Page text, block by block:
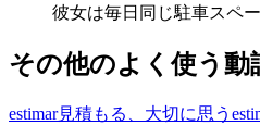
彼女は毎日同じ駐車スペ
その他のよく使う動
estimar見積もる、大切に思う